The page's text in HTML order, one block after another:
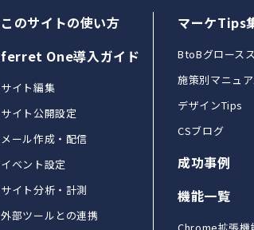
このサイトの使い方
ferret One導入ガイド
サイト編集
サイト公開設定
メール作成・配信
イベント設定
サイト分析・計測
外部ツールとの連携
マーケTips
BtoBグロース
施策別マニュ
デザインTips
CSブログ
成功事例
機能一覧